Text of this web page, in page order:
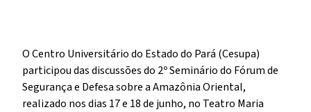
O Centro Universitário do Estado do Pará (Cesupa)
participou das discussões do 2º Seminário do Fórum de
Segurança e Defesa sobre a Amazônia Oriental,
realizado nos dias 17 e 18 de junho, no Teatro Maria